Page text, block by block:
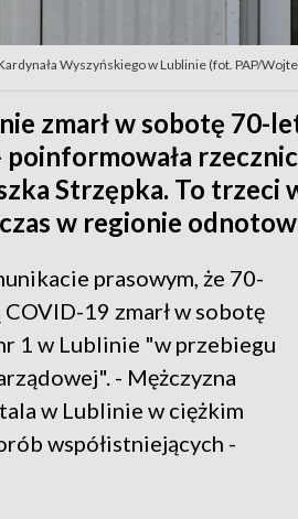
Wyszyńskiego w Lublinie (fot. PAP/
zmarł w sobotę 70-
Strzępka. To trzeci
w regionie
prasowym, że 70-
19 zmarł w sobotę
1 w Lublinie "w przebiegu
- Mężczyzna
w Lublinie w ciężkim
współistniejących -